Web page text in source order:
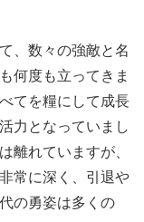
、数々の強敵と名
何度も立ってきま
てを糧にして成長
力となっていまし
離れていますが、
常に深く、引退や
の勇姿は多くの